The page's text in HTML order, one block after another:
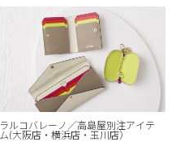
ラルコバレーノ／高島屋別注アイテ
ム(大阪店・横浜店・玉川店）